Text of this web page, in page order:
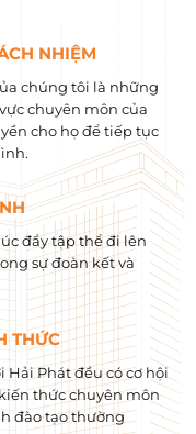
NHIỆM
chúng tôi là những
chuyên môn của
cho họ để tiếp tục
đẩy tập thể đi lên
sự đoàn kết và
THỨC
Hải Phát đều có cơ hội
​​thức chuyên môn
đào tạo thường